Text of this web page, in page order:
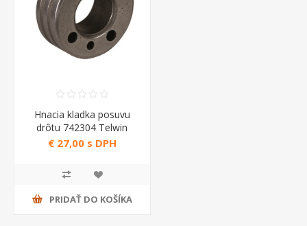
Hnacia kladka posuvu
drôtu 742304 Telwin
€ 27,00 s DPH
PRIDAŤ DO KOŠÍKA